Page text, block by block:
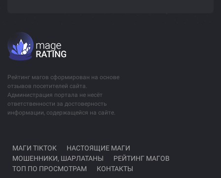
Рейтинг магов сформирован на основе
отзывов посетителей сайта.
Администрация портала не несёт
ответственности за достоверность
информации, содержащейся на сайте.
МАГИ TIKTOK
НАСТОЯЩИЕ МАГИ
МОШЕННИКИ, ШАРЛАТАНЫ
РЕЙТИНГ МАГОВ
ТОП ПО ПРОСМОТРАМ
КОНТАКТЫ